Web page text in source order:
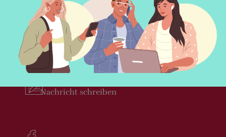
Newsletterbestellen
Nachricht schreiben